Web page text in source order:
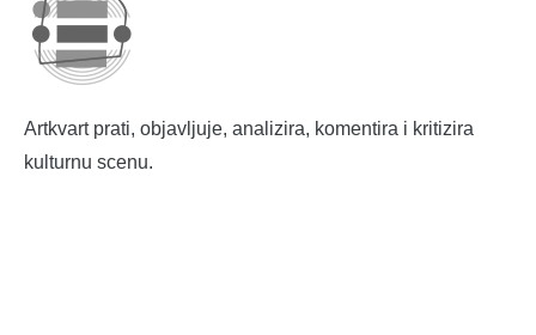
Artkvart prati, objavljuje, analizira, komentira i kritizira
kulturnu scenu.